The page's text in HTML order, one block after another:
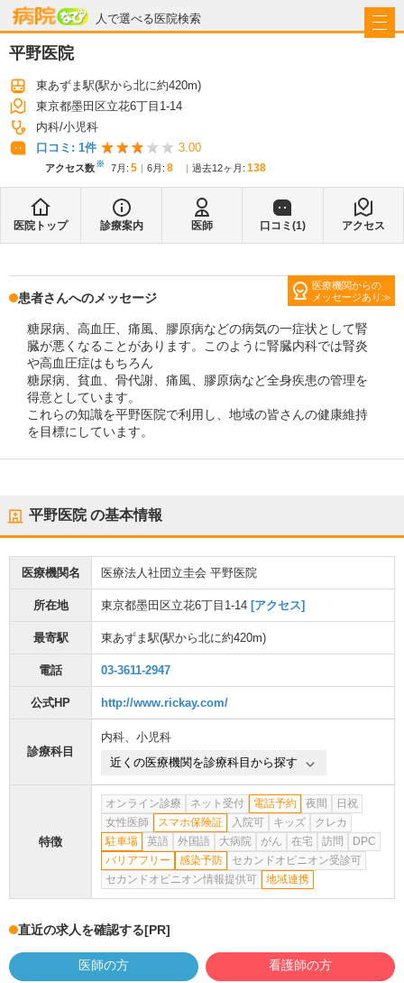
人で選べる医院検索
病院なび
平野医院
東あずま駅(駅から北に約420m)
東京都墨田区立花6丁目1-14
内科 小児科
口コミ: 1件 3.00
アクセス数※ 7月 : 5 6月 : 8 過去12ヶ月: 138
医院トップ 診療案内 医師 口コミ(1) アクセス
医療機関からの
メッセージあり
患者さんへのメッセージ
糖尿病、高血圧、痛風、膠原病などの病気の一症状として腎
臓が悪くなることがあります。このように腎臓内科では腎炎
や高血圧症はもちろん
糖尿病、貧血、骨代謝、痛風、膠原病など全身疾患の管理を
得意としています。
これらの知識を平野医院で利用し、地域の皆さんの健康維持
を目標にしています。
平野医院の基本情報
医療機関名 医療法人社団立圭会 平野医院
所在地 東京都墨田区立花6丁目1-14 [アクセス]
最寄駅 東あずま駅(駅から北に約420m)
電話 03-3611-2947
公式HP http://www.rickay.com/
診療科目
内科、 小児科
近くの医療機関を診療科目から探す
特徴
オンライン診療 ネット受付 電話予約 夜間
日祝
女性医師
スマホ保険証 入院可 キッズ
クレカ
駐車場
英語 外国語 大病院 がん 在宅 訪問
DPC
バリアフリー
感染予防
セカンドオピニオン受診可
セカンドオピニオン情報提供可
地域連携
直近の求人を確認する[PR]
医師の方 看護師の方